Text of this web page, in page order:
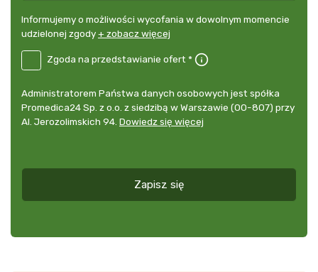
Informujemy
o
wycofania
dowolnym
momencie
udzielonej
Informujemy o możliwości wycofania w dowolnym momencie
udzielonej zgody+ zobacz więcej
DE
przedstawianie
Zgoda na przedstawianie ofert *
Administrator
danych
osobowych
Administratorem Państwa danych osobowych jest spółka
Promedica24 Sp. z o.o. z siedzibą w Warszawie (00-807) przy
Al. Jerozolimskich 94. Dowiedz się więcej
Zapisz się